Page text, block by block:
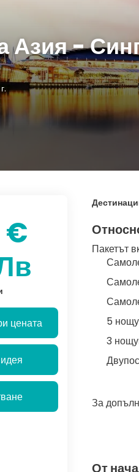
Азия -
Пакетът
5
3
За
От
€
цената